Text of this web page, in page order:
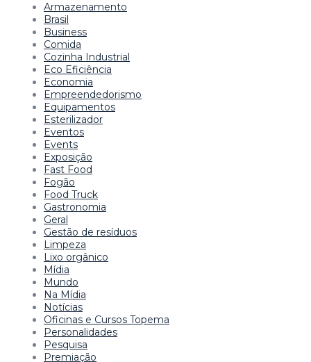
Armazenamento
Brasil
Business
Comida
Cozinha Industrial
Eco Eficiência
Economia
Empreendedorismo
Equipamentos
Esterilizador
Eventos
Events
Exposição
Fast Food
Fogão
Food Truck
Gastronomia
Geral
Gestão de resíduos
Limpeza
Lixo orgânico
Mídia
Mundo
Na Mídia
Notícias
Oficinas e Cursos Topema
Personalidades
Pesquisa
Premiação